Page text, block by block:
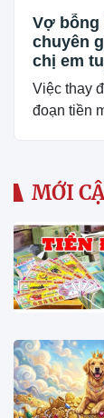
Vợ bỗng
chuyên
chị em
Việc thay
đoạn tiền
MỚI